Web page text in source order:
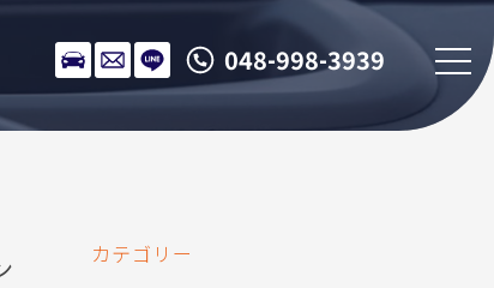
048-998-3939
カテゴリー